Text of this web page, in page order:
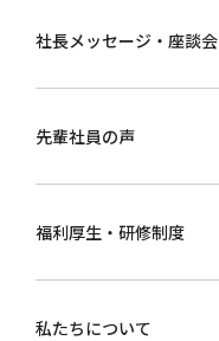
社長メッセージ・座談会
先輩社員の声
福利厚生・研修制度
私たちについて